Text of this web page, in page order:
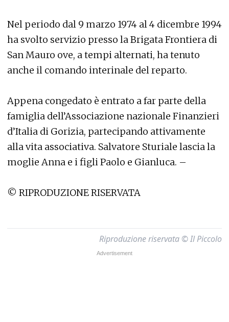
Nel periodo dal 9 marzo 1974 al 4 dicembre 1994
ha svolto servizio presso la Brigata Frontiera di
San Mauro ove, a tempi alternati, ha tenuto
anche il comando interinale del reparto.
Appena congedato è entrato a far parte della
famiglia dell’Associazione nazionale Finanzieri
d’Italia di Gorizia, partecipando attivamente
alla vita associativa. Salvatore Sturiale lascia la
moglie Anna e i figli Paolo e Gianluca. –
© RIPRODUZIONE RISERVATA
Riproduzione riservata © Il Piccolo